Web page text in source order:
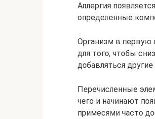
Аллергия
определенные
Организм в первую
для того, чтобы
добавляться
Перечисленные
чего и начинают
примесями часто